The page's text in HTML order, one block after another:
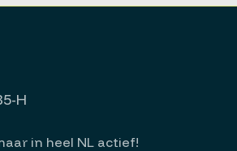
H
in heel NL actief!